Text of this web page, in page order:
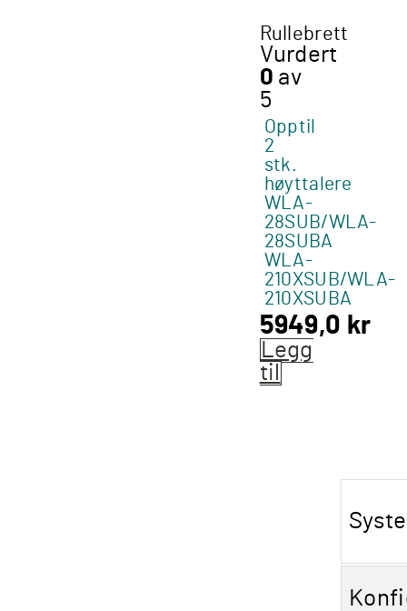
Rullebrett
Vurdert
0 av
5
Opptil
2
stk.
høyttalere
WLA-
28SUB/WLA-
28SUBA
WLA-
210XSUB/WLA-
210XSUBA
5949,0 kr
Legg
til